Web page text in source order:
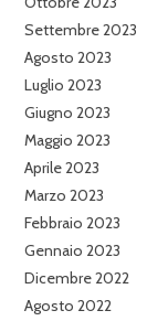
Settembre 2023
Agosto 2023
Luglio 2023
Giugno 2023
Maggio 2023
Aprile 2023
Marzo 2023
Febbraio 2023
Gennaio 2023
Dicembre 2022
Agosto 2022